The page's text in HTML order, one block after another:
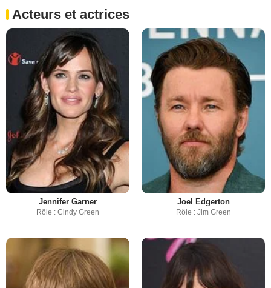
Acteurs et actrices
Jennifer Garner
Rôle : Cindy Green
Joel Edgerton
Rôle : Jim Green